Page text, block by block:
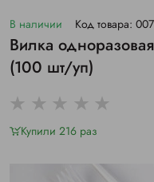
В наличии Код товара:
Вилка
(100 шт/уп)
Купили 216 раз